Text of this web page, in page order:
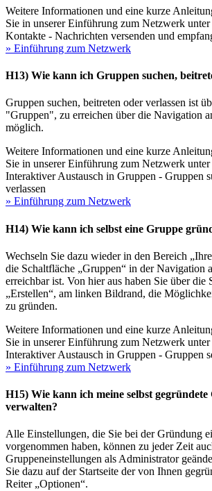
Weitere Informationen und eine kurze
Sie in unserer Einführung zum Netzwerk
Kontakte - Nachrichten versenden und
» Einführung zum Netzwerk
H13) Wie kann ich Gruppen suchen,
Gruppen suchen, beitreten oder verlassen ist
"Gruppen", zu erreichen über die Navigation
möglich.
Weitere Informationen und eine kurze
Sie in unserer Einführung zum Netzwerk
Interaktiver Austausch in Gruppen - Gruppen
verlassen
» Einführung zum Netzwerk
H14) Wie kann ich selbst eine Gruppe
Wechseln Sie dazu wieder in den Bereich
die Schaltfläche „Gruppen“ in der Navigation
erreichbar ist. Von hier aus haben Sie über die
„Erstellen“, am linken Bildrand, die
zu gründen.
Weitere Informationen und eine kurze
Sie in unserer Einführung zum Netzwerk
Interaktiver Austausch in Gruppen - Gruppen
» Einführung zum Netzwerk
H15) Wie kann ich meine selbst
verwalten?
Alle Einstellungen, die Sie bei der Gründung
vorgenommen haben, können zu jeder Zeit
Gruppeneinstellungen als Administrator
Sie dazu auf der Startseite der von Ihnen
Reiter „Optionen“.